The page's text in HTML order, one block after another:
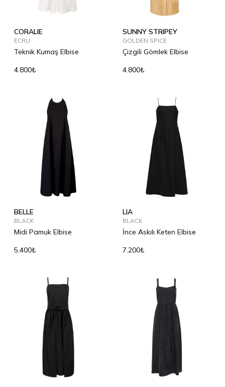
CORALIE
ECRU
Teknik Kumaş Elbise
4.800₺
SUNNY STRIPEY
GOLDEN SPICE
Çizgili Gömlek Elbise
4.800₺
BELLE
BLACK
Midi Pamuk Elbise
5.400₺
LIA
BLACK
İnce Askılı Keten Elbise
7.200₺